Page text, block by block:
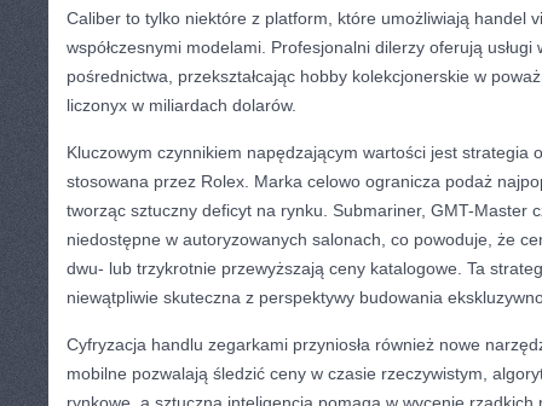
Caliber to tylko niektóre z platform, które umożliwiają handel
współczesnymi modelami. Profesjonalni dilerzy oferują usługi
pośrednictwa, przekształcając hobby kolekcjonerskie w
liczonyx w miliardach dolarów.
Kluczowym czynnikiem napędzającym wartości jest strategia
stosowana przez Rolex. Marka celowo ogranicza podaż
tworząc sztuczny deficyt na rynku. Submariner, GMT-Master
niedostępne w autoryzowanych salonach, co powoduje, że
dwu- lub trzykrotnie przewyższają ceny katalogowe. Ta
niewątpliwie skuteczna z perspektywy budowania
Cyfryzacja handlu zegarkami przyniosła również nowe
mobilne pozwalają śledzić ceny w czasie rzeczywistym,